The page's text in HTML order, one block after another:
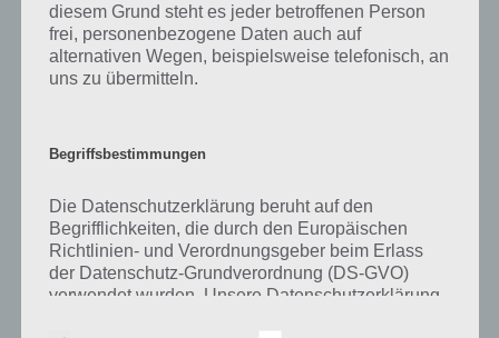
An Universitäten werden Sportwissenschaften gelehrt, genauso die
Sportmedizin, um auf die Besonderheiten beim Sport einzugehen.
Eine Besonderheit des Sports ist der E-Sport. Der sportliche
solches Computerspiel weißt dabei einen Mehrspielermodus auf.
Teilweise gibt es bei solchen E-Sport-Events Preisgelder von über 1
Million Dollar. Um bei solchen Verantstaltungen erfolgreich zu sein,
benötigt der Spieler eine hervorragende Beherrschung des
diesem Grund steht es jeder betroffenen Person
frei, personenbezogene Daten auch auf
alternativen Wegen, beispielsweise telefonisch, an
uns zu übermitteln.
Begriffsbestimmungen
Die Datenschutzerklärung beruht auf den
Begrifflichkeiten, die durch den Europäischen
Richtlinien- und Verordnungsgeber beim Erlass
der Datenschutz-Grundverordnung (DS-GVO)
verwendet wurden. Unsere Datenschutzerklärung